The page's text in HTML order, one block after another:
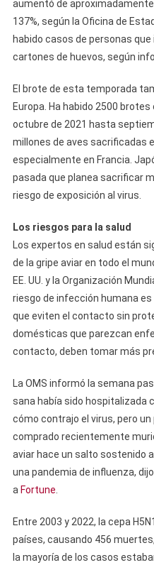
aumentó de aproximadamente
137%, según la Oficina de
habido casos de personas
cartones de huevos, según
El brote de esta temporada
Europa. Ha habido 2500
octubre de 2021 hasta
millones de aves sacrificadas
especialmente en Francia.
pasada que planea sacrificar
riesgo de exposición al virus.
Los riesgos para la salud
Los expertos en salud están
de la gripe aviar en todo el
EE. UU. y la Organización
riesgo de infección humana
que eviten el contacto sin
domésticas que parezcan
contacto, deben tomar más
La OMS informó la semana
sana había sido hospitalizada
cómo contrajo el virus, pero
comprado recientemente
aviar hace un salto sostenido
una pandemia de influenza,
a Fortune
Entre 2003 y 2022, la cepa
países, causando 456
la mayoría de los casos